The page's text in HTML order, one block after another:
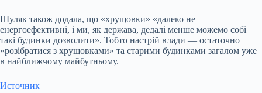
Шуляк також додала, що «хрущовки» «далеко не
енергоефективні, і ми, як держава, дедалі менше можемо собі
такі будинки дозволити». Тобто настрій влади — остаточно
«розібратися з хрущовками» та старими будинками загалом уже
в найближчому майбутньому.
Источник